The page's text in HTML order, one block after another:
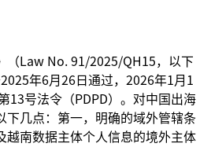
（Law No. 91/2025/QH15，以下
年6月26日通过，2026年1月1
13号法令（PDPD）。对中国出海
下几点：第一，明确的域外管辖条
越南数据主体个人信息的境外主体